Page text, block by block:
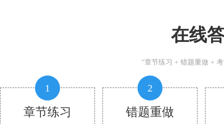
在线
“章节练习 + 错题重做 +
1
章节练习
2
错题重做